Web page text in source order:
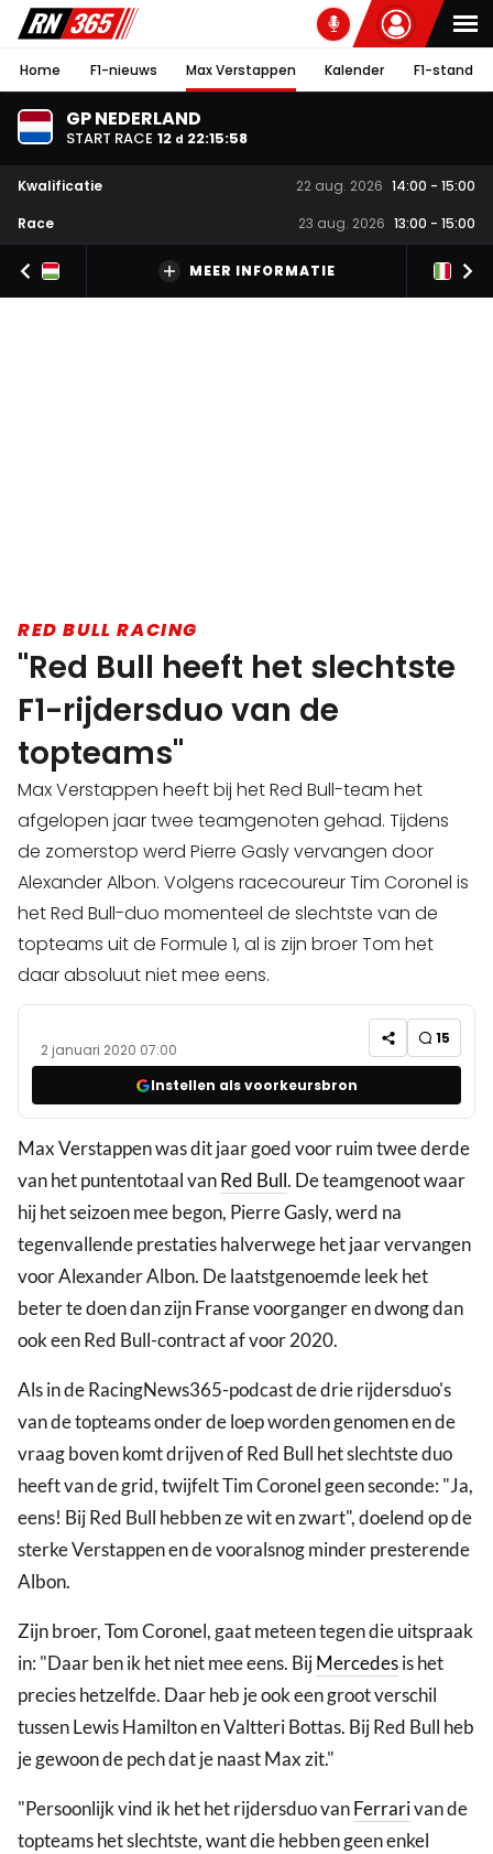
Home F1-nieuws Max Verstappen Kalender F1-stand
GP NEDERLAND
START RACE 12 d 22:15:57
Kwalificatie 22 aug. 2026 14:00 - 15:00
Race
23 aug. 2026 13:00 - 15:00
MEER INFORMATIE
RED BULL RACING
"Red Bull heeft het slechtste
F1-rijdersduo van de
topteams"
Max Verstappen heeft bij het Red Bull-team het
afgelopen jaar twee teamgenoten gehad. Tijdens
de zomerstop werd Pierre Gasly vervangen door
Alexander Albon. Volgens racecoureur Tim Coronel is
het Red Bull-duo momenteel de slechtste van de
topteams uit de Formule 1, al is zijn broer Tom het
daar absoluut niet mee eens.
2 januari 2020 07:00
15
Instellen als voorkeursbron
Max Verstappen was dit jaar goed voor ruim twee derde
van het puntentotaal vanRed Bull. De teamgenoot waar
hij het seizoen mee begon, Pierre Gasly, werd na
tegenvallende prestaties halverwege het jaar vervangen
voor Alexander Albon. De laatstgenoemde leek het
beter te doen dan zijn Franse voorganger en dwong dan
ook een Red Bull-contract af voor 2020.
Als in de RacingNews365-podcast de drie rijdersduo's
van de topteams onder de loep worden genomen en de
vraag boven komt drijven of Red Bull het slechtste duo
heeft van de grid, twijfelt Tim Coronel geen seconde: "Ja,
eens! Bij Red Bull hebben ze wit en zwart", doelend op de
sterke Verstappen en de vooralsnog minder presterende
Albon.
Zijn broer, Tom Coronel, gaat meteen tegen die uitspraak
in: "Daar ben ik het niet mee eens. BijMercedesis het
precies hetzelfde. Daar heb je ook een groot verschil
tussen Lewis Hamilton en Valtteri Bottas. Bij Red Bull heb
je gewoon de pech dat je naast Max zit."
"Persoonlijk vind ik het het rijdersduo vanFerrarivan de
topteams het slechtste, want die hebben geen enkel